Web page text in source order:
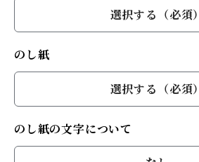
選択する（必須）
のし紙
選択する（必須）
のし紙の文字について